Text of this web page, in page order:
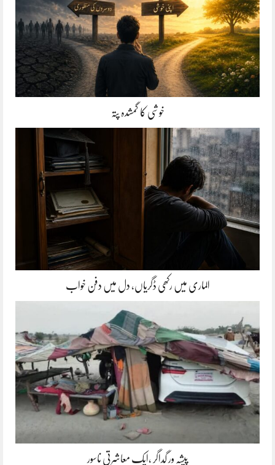
خوشی کا گمشدہ پتہ
الماری میں رکھی ڈگریاں، دل میں دفن خواب
پیشہ ور گداگر ،ایک معاشرتی ناسور